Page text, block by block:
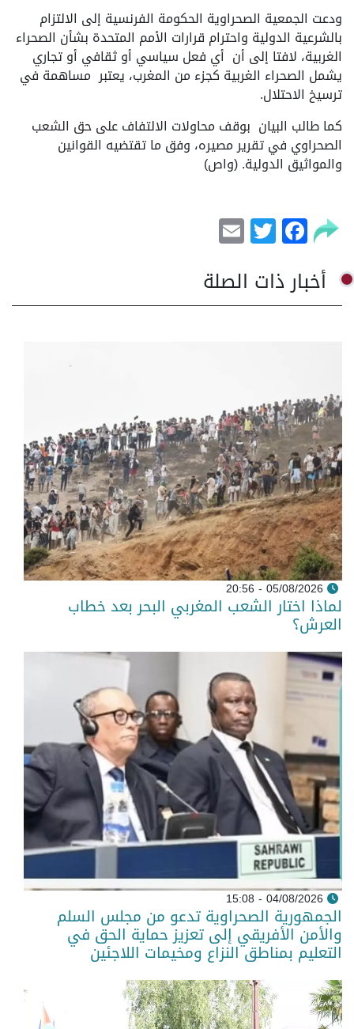
ودعت الجمعية الصحراوية الحكومة الفرنسية إلى الالتزام
بالشرعية الدولية واحترام قرارات الأمم المتحدة بشأن الصحراء
الغربية، لافتا إلى أن أي فعل سياسي أو ثقافي أو تجاري
يشمل الصحراء الغربية كجزء من المغرب، يعتبر مساهمة في
ترسيخ الاحتلال.
كما طالب البيان بوقف محاولات الالتفاف على حق الشعب
الصحراوي في تقرير مصيره، وفق ما تقتضيه القوانين
والمواثيق الدولية. (واص)
Facebook
Twitter
أخبار ذات الصلة
05/08/2026 - 20:56
لماذا اختار الشعب المغربي البحر بعد خطاب
العرش؟
04/08/2026 - 15:08
الجمهورية الصحراوية تدعو من مجلس السلم
والأمن الأفريقي إلى تعزيز حماية الحق في
التعليم بمناطق النزاع ومخيمات اللاجئين